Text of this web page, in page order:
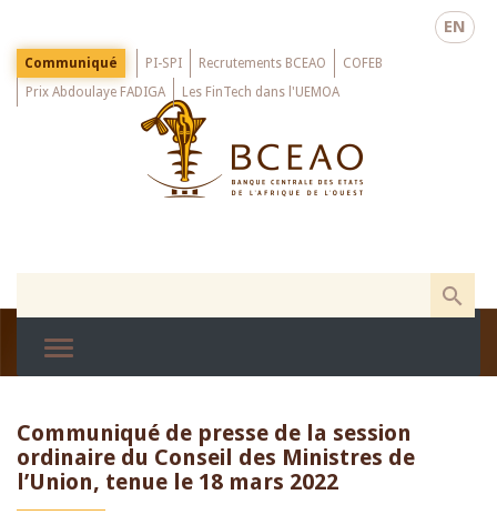
main
EN
Menu
Top
Communiqué PI-SPI Recrutements BCEAO
COFEB
Prix Abdoulaye FADIGA
Les FinTech dans l'UEMOA
Communiqué de presse de la session
ordinaire du Conseil des Ministres de
l’Union, tenue le 18 mars 2022